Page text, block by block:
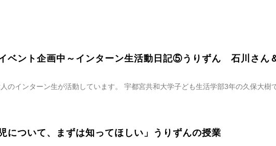
イベント企画中～インターン生活動日記⑤うりずん 石川さん
のインターン生が活動しています。 宇都宮共和大学子ども生活学部3年の久保大樹
ついて、まずは知ってほしい」うりずんの授業